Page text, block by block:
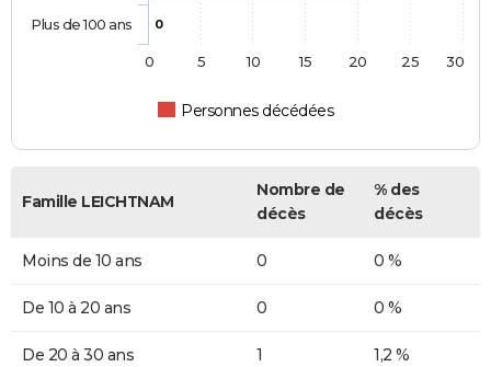
0
Personnes décédées
Plus de 100 ans
0 5 10 15 20 25 30
Famille LEICHTNAM
Nombre de
décès
% des
décès
Moins de 10 ans 0 0 %
De 10 à 20 ans 0 0 %
De 20 à 30 ans 1 1,2 %